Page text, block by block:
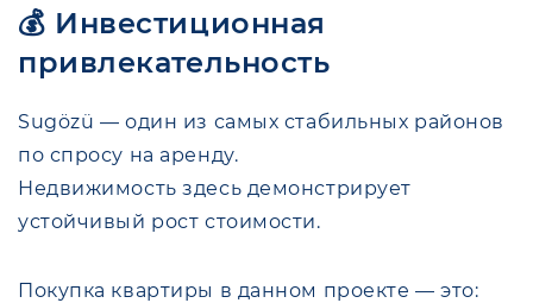
💰 Инвестиционная
привлекательность
Sugözü — один из самых стабильных районов
по спросу на аренду.
Недвижимость здесь демонстрирует
устойчивый рост стоимости.
Покупка квартиры в данном проекте — это: